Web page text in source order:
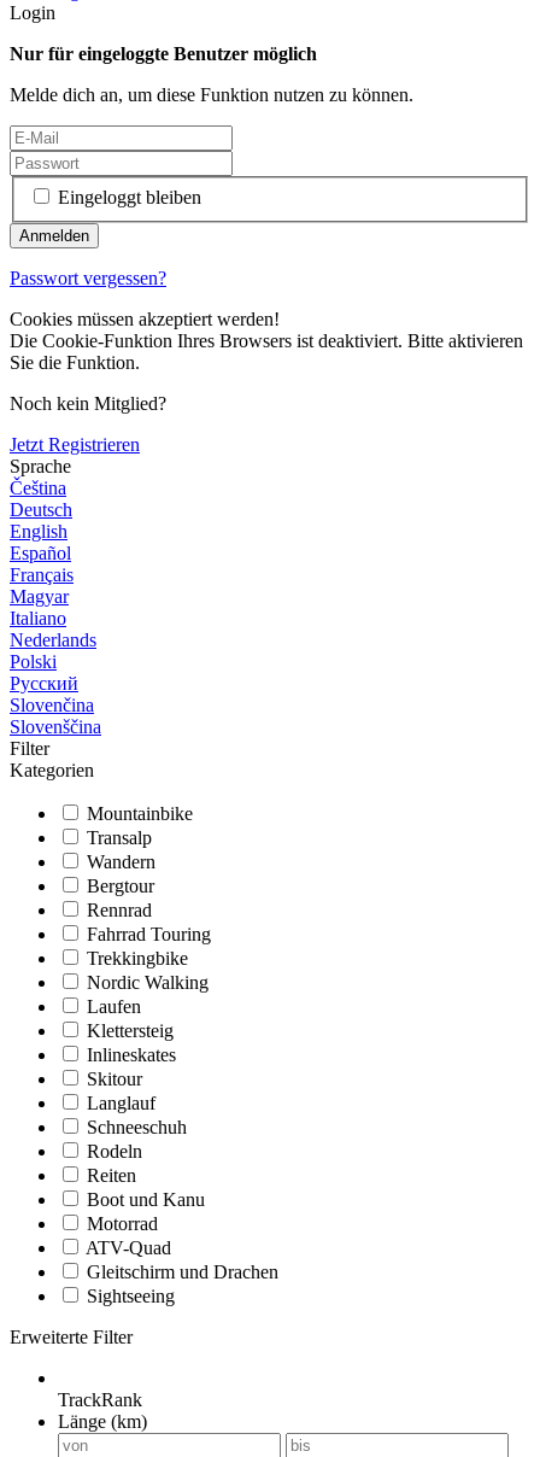
Login
Nur für eingeloggte Benutzer möglich
Melde dich an, um diese Funktion nutzen zu können.
Eingeloggt bleiben
Passwort vergessen?
Cookies müssen akzeptiert werden!
Die Cookie-Funktion Ihres Browsers ist deaktiviert. Bitte aktivieren
Sie die Funktion.
Noch kein Mitglied?
Jetzt Registrieren
Sprache
Čeština
Deutsch
English
Español
Français
Magyar
Italiano
Nederlands
Polski
Русский
Slovenčina
Slovenščina
Filter
Kategorien
Mountainbike
Transalp
Wandern
Bergtour
Rennrad
Fahrrad Touring
Trekkingbike
Nordic Walking
Laufen
Klettersteig
Inlineskates
Skitour
Langlauf
Schneeschuh
Rodeln
Reiten
Boot und Kanu
Motorrad
ATV-Quad
Gleitschirm und Drachen
Sightseeing
Erweiterte Filter
TrackRank
Länge (km)